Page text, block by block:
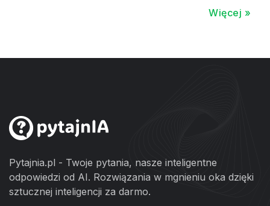
Więcej »
Pytajnia.pl - Twoje pytania, nasze inteligentne
odpowiedzi od AI. Rozwiązania w mgnieniu oka dzięki
sztucznej inteligencji za darmo.